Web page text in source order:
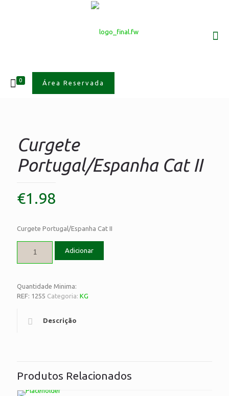
0 Área Reservada
Curgete
Portugal/Espanha Cat II
€1.98
Curgete Portugal/Espanha Cat II
Adicionar
Quantidade Minima:
REF: 1255 Categoria: KG
Descrição
Produtos Relacionados